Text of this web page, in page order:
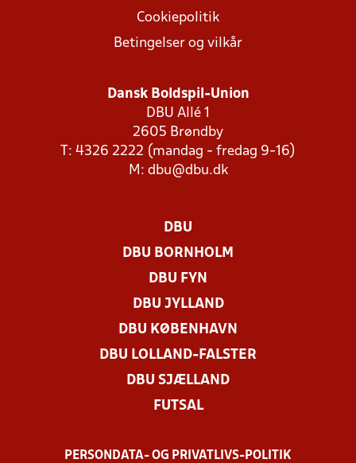
Cookiepolitik
Betingelser og vilkår
Dansk Boldspil-Union
DBU Allé 1
2605 Brøndby
T: 4326 2222 (mandag - fredag 9-16)
M: dbu@dbu.dk
DBU
DBU BORNHOLM
DBU FYN
DBU JYLLAND
DBU KØBENHAVN
DBU LOLLAND-FALSTER
DBU SJÆLLAND
FUTSAL
PERSONDATA- OG PRIVATLIVS-POLITIK